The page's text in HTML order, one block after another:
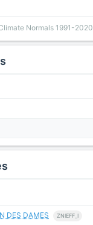
Normals 1991-2020
DES DAMES ZNIEFF_I